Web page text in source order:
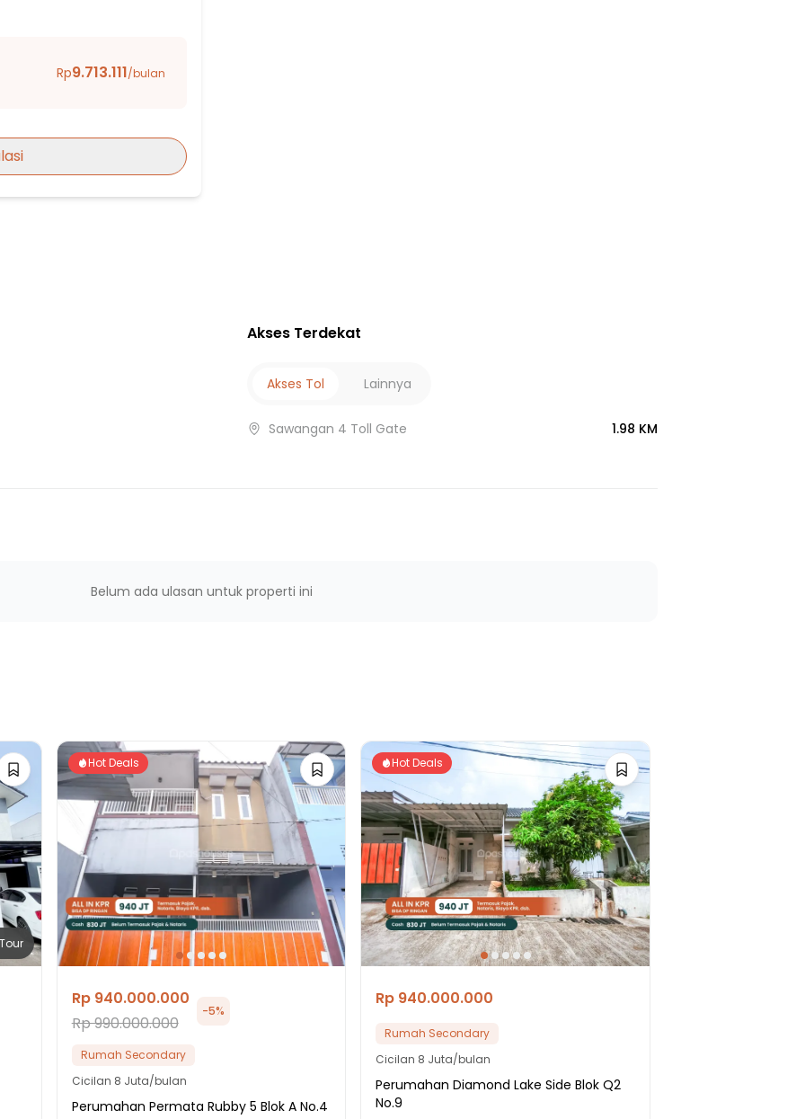
Depok
Rp9.713.111/bulan
Akses Terdekat
Akses Tol Lainnya
Sawangan 4 Toll Gate 1.98 KM
Belum ada ulasan untuk properti ini
Hot Deals
Rp 940.000.000
Rp 990.000.000
-5%
Rumah Secondary
Cicilan 8 Juta/bulan
Perumahan Permata Rubby 5 Blok A No.4
Hot Deals
Rp 940.000.000
Rumah Secondary
Cicilan 8 Juta/bulan
Perumahan Diamond Lake Side Blok Q2
No.9